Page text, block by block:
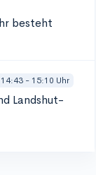
besteht
- 15:10 Uhr
Landshut-